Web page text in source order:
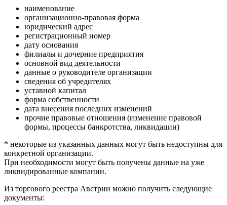
наименование
организационно-правовая форма
юридический адрес
регистрационный номер
дату основания
филиалы и дочерние предприятия
основной вид деятельности
данные о руководителе организации
сведения об учредителях
уставной капитал
форма собственности
дата внесения последних изменений
прочие правовые отношения (изменение правовой
формы, процессы банкротства, ликвидации)
* некоторые из указанных данных могут быть недоступны для
конкретной организации.
При необходимости могут быть получены данные на уже
ликвидированные компании.
Из торгового реестра Австрии можно получить следующие
документы: